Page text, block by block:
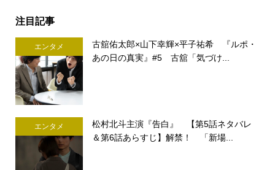
注目記事
エンタメ
古舘佑太郎×山下幸輝×平子祐希 『ルポ・
あの日の真実』#5 古舘「気づけ...
エンタメ
松村北斗主演『告白』 【第5話ネタバレ
＆第6話あらすじ】解禁！ 「新場...